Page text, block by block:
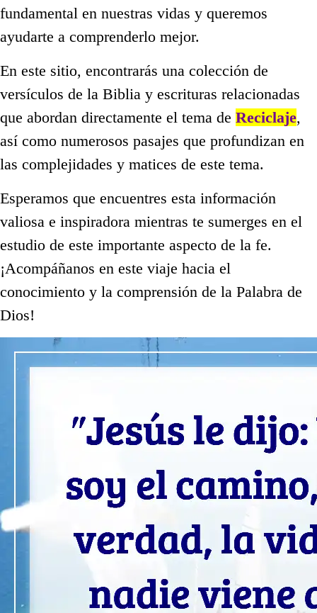
fundamental en nuestras vidas y queremos
ayudarte a comprenderlo mejor.
En este sitio, encontrarás una colección de
versículos de la Biblia y escrituras relacionadas
que abordan directamente el tema de Reciclaje,
así como numerosos pasajes que profundizan en
las complejidades y matices de este tema.
Esperamos que encuentres esta información
valiosa e inspiradora mientras te sumerges en el
estudio de este importante aspecto de la fe.
¡Acompáñanos en este viaje hacia el
conocimiento y la comprensión de la Palabra de
Dios!